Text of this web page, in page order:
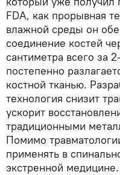
FDA, как прорывная
влажной среды он
соединение костей
сантиметра всего за
постепенно
костной тканью.
технология снизит
ускорит
традиционными
Помимо
применять в
экстренной медицине.